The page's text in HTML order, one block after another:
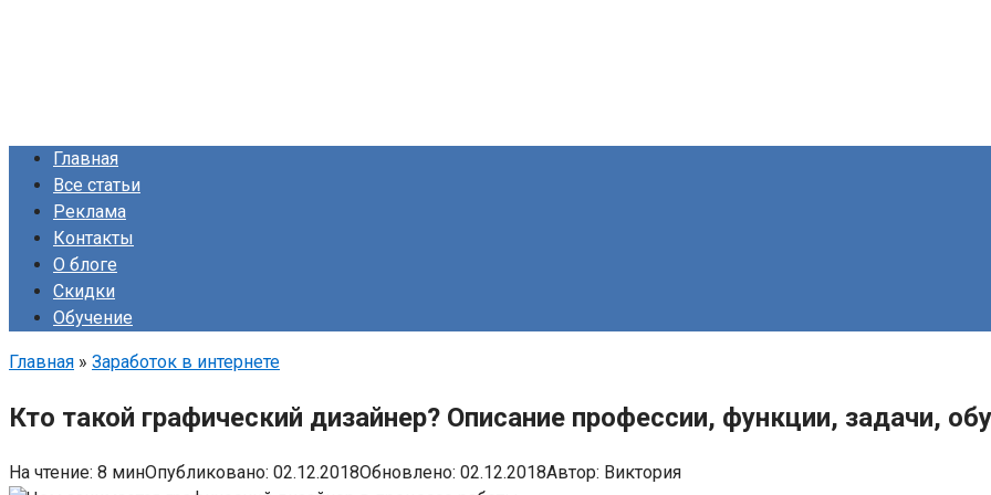
Главная
Все статьи
Реклама
Контакты
О блоге
Скидки
Обучение
Главная » Заработок в интернете
Кто такой графический дизайнер? Описание профессии, функции, задачи,
На чтение: 8 минОпубликовано: 02.12.2018Обновлено: 02.12.2018Автор: Виктория